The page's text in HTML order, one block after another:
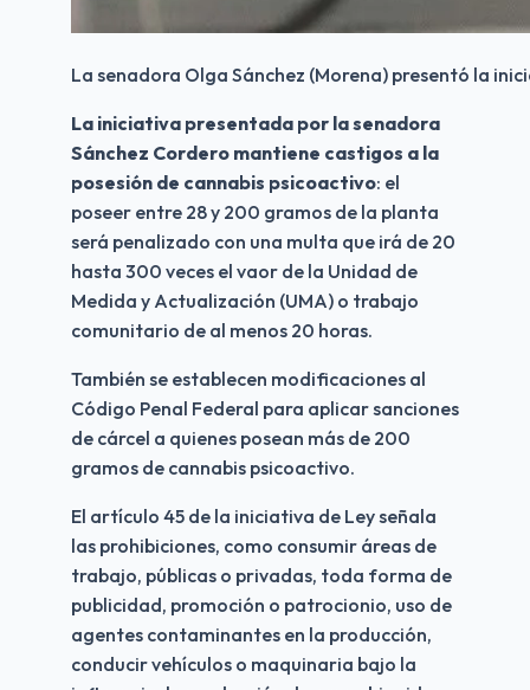
La senadora Olga Sánchez (Morena) presentó la
La iniciativa presentada por la senadora
Sánchez Cordero mantiene castigos a la
posesión de cannabis psicoactivo: el
poseer entre 28 y 200 gramos de la planta
será penalizado con una multa que irá de 20
hasta 300 veces el vaor de la Unidad de
Medida y Actualización (UMA) o trabajo
comunitario de al menos 20 horas.
También se establecen modificaciones al
Código Penal Federal para aplicar sanciones
de cárcel a quienes posean más de 200
gramos de cannabis psicoactivo.
El artículo 45 de la iniciativa de Ley señala
las prohibiciones, como consumir áreas de
trabajo, públicas o privadas, toda forma de
publicidad, promoción o patrocionio, uso de
agentes contaminantes en la producción,
conducir vehículos o maquinaria bajo la